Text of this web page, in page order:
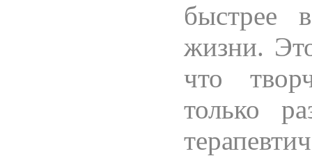
быстрее
жизни.
что
только